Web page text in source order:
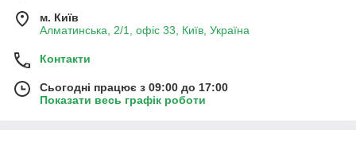
м. Київ
Алматинська, 2/1, офіс 33, Київ, Україна
Контакти
Сьогодні працює з 09:00 до 17:00
Показати весь графік роботи